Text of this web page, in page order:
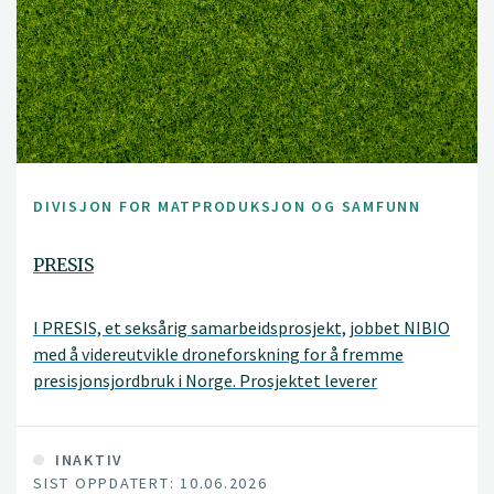
DIVISJON FOR MATPRODUKSJON OG SAMFUNN
PRESIS
I PRESIS, et seksårig samarbeidsprosjekt, jobbet NIBIO
med å videreutvikle droneforskning for å fremme
presisjonsjordbruk i Norge. Prosjektet leverer
gjennom en ny smart farming tjeneste: PRESISnet.
INAKTIV
SIST OPPDATERT: 10.06.2026